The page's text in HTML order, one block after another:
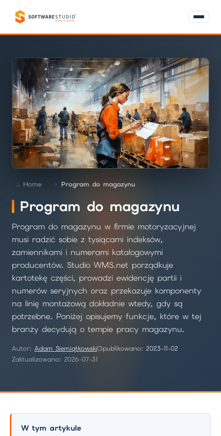
Home Program do magazynu
Program do magazynu
Program do magazynu w firmie motoryzacyjnej
musi radzić sobie z tysiącami indeksów,
zamiennikami i numerami katalogowymi
producentów. Studio WMS.net porządkuje
kartotekę części, prowadzi ewidencję partii i
numerów seryjnych oraz przekazuje komponenty
na linię montażową dokładnie wtedy, gdy są
potrzebne. Poniżej opisujemy funkcje, które w tej
branży decydują o tempie pracy magazynu.
Autor: Adam SiemiątkowskiOpublikowano: 2023-11-02
Zaktualizowano: 2026-07-31
W tym artykule